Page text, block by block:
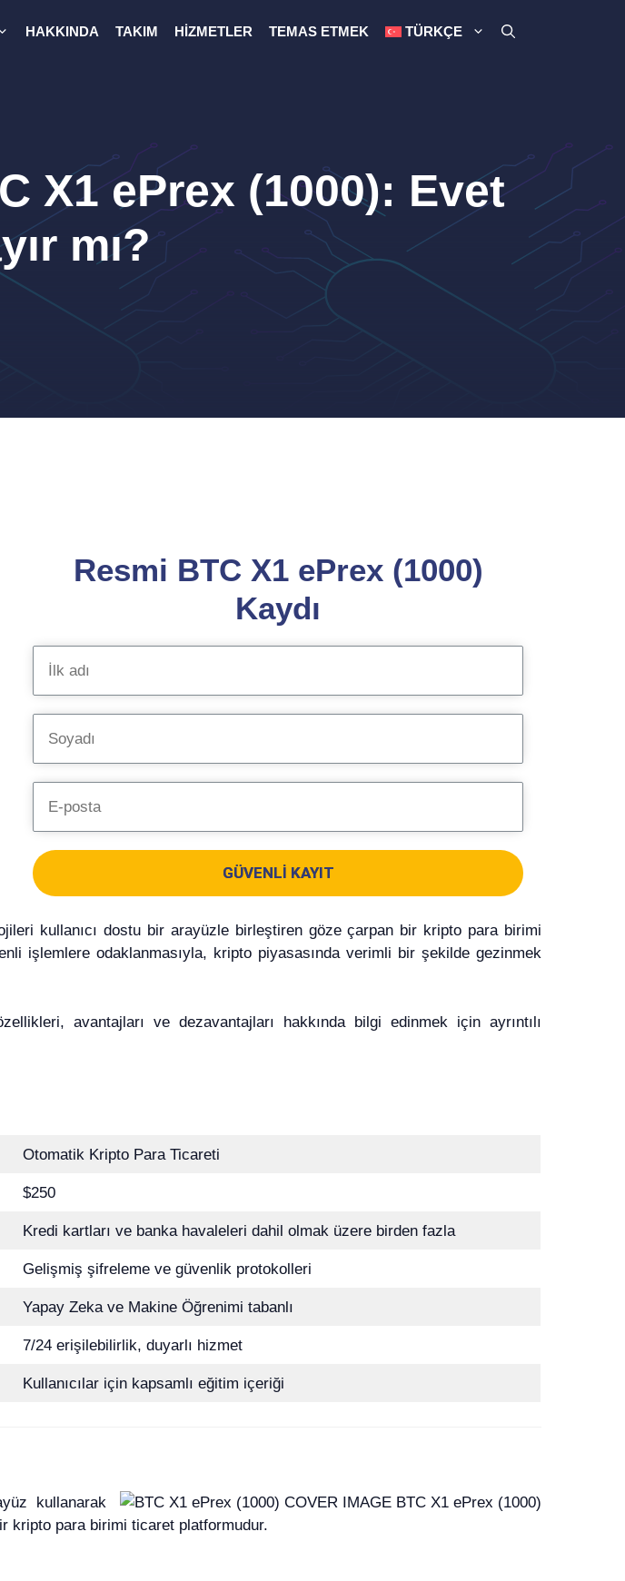
HAKKINDA TAKIM HIZMETLER TEMAS ETMEK TÜRKÇE
X1 ePrex (1000): Evet
mı?
Resmi BTC X1 ePrex (1000)
Kaydı
GÜVENLI KAYIT
kullanıcı dostu bir arayüzle birleştiren göze çarpan bir kripto para birimi
işlemlere odaklanmasıyla, kripto piyasasında verimli bir şekilde gezinmek
avantajları ve dezavantajları hakkında bilgi edinmek için ayrıntılı
Otomatik Kripto Para Ticareti
$250
Kredi kartları ve banka havaleleri dahil olmak üzere birden fazla
Gelişmiş şifreleme ve güvenlik protokolleri
Yapay Zeka ve Makine Öğrenimi tabanlı
7/24 erişilebilirlik, duyarlı hizmet
Kullanıcılar için kapsamlı eğitim içeriği
kullanarak
kripto para birimi ticaret platformudur.